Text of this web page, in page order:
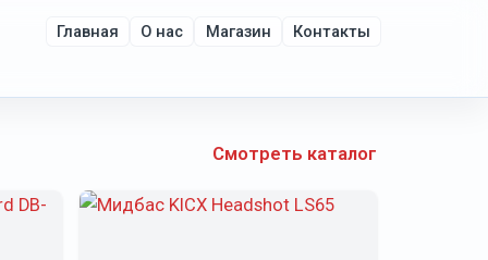
Главная О нас Магазин Контакты
Смотреть каталог